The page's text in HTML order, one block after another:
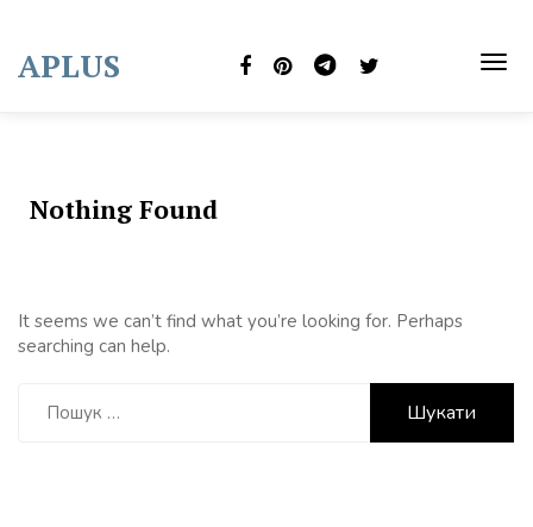
content
APLUS
Nothing Found
It seems we can’t find what you’re looking for. Perhaps
searching can help.